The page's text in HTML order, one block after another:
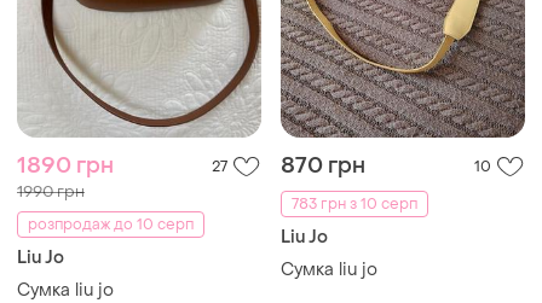
1890 грн 27
1990 грн
розпродаж до 10 серп
Liu Jo
Сумка liu jo
870 грн
10
783 грн з 10 серп
Liu Jo
Сумка liu jo